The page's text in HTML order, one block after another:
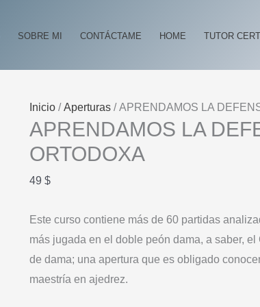
SOBRE MI CONTÁCTAME HOME TUTOR
Inicio/Aperturas/ APRENDAMOS LA
APRENDAMOS LA
ORTODOXA
49 $
Este curso contiene más de 60 partidas
más jugada en el doble peón dama, a saber, el
de dama; una apertura que es obligado
maestría en ajedrez.